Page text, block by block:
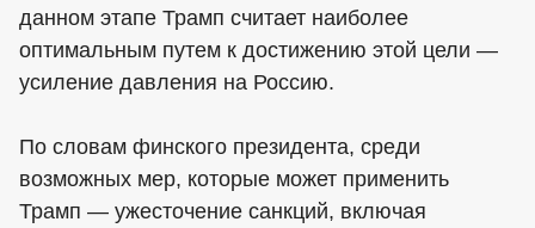
данном этапе Трамп считает наиболее
оптимальным путем к достижению этой цели —
усиление давления на Россию.
По словам финского президента, среди
возможных мер, которые может применить
Трамп — ужесточение санкций, включая